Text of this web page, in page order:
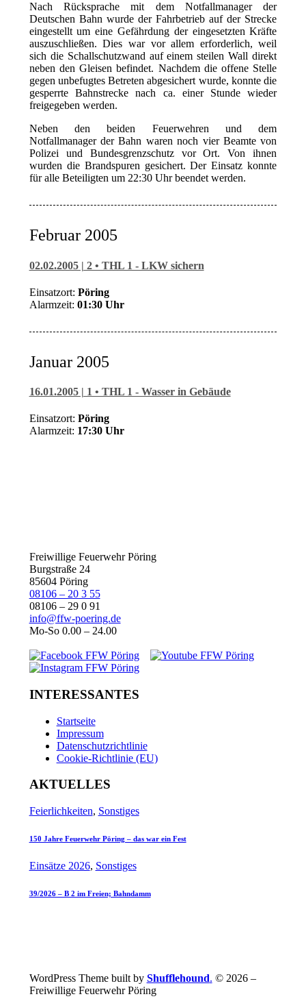
Nach Rücksprache mit dem Notfallmanager der
Deutschen Bahn wurde der Fahrbetrieb auf der Strecke
eingestellt um eine Gefährdung der eingesetzten Kräfte
auszuschließen. Dies war vor allem erforderlich, weil
sich die Schallschutzwand auf einem steilen Wall direkt
neben den Gleisen befindet. Nachdem die offene Stelle
gegen unbefugtes Betreten abgesichert wurde, konnte die
gesperrte Bahnstrecke nach ca. einer Stunde wieder
freigegeben werden.
Neben den beiden Feuerwehren und dem
Notfallmanager der Bahn waren noch vier Beamte von
Polizei und Bundesgrenzschutz vor Ort. Von ihnen
wurden die Brandspuren gesichert. Der Einsatz konnte
für alle Beteiligten um 22:30 Uhr beendet werden.
Februar 2005
02.02.2005 | 2 • THL 1 - LKW sichern
Einsatzort: Pöring
Alarmzeit: 01:30 Uhr
Januar 2005
16.01.2005 | 1 • THL 1 - Wasser in Gebäude
Einsatzort: Pöring
Alarmzeit: 17:30 Uhr
Freiwillige Feuerwehr Pöring
Burgstraße 24
85604 Pöring
08106 – 20 3 55
08106 – 29 0 91
info@ffw-poering.de
Mo-So 0.00 – 24.00
INTERESSANTES
Startseite
Impressum
Datenschutzrichtlinie
Cookie-Richtlinie (EU)
AKTUELLES
Feierlichkeiten, Sonstiges
150 Jahre Feuerwehr Pöring – das war ein Fest
Einsätze 2026, Sonstiges
39/2026 – B 2 im Freien; Bahndamm
WordPress Theme built by Shufflehound. © 2026 –
Freiwillige Feuerwehr Pöring